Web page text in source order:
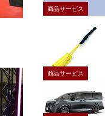
商品サービス
商品サービス